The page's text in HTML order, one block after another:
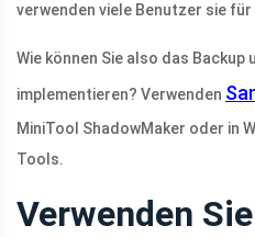
verwenden viele Benutzer sie für
Wie können Sie also das Backup
implementieren? Verwenden
MiniTool ShadowMaker oder in
Tools.
Verwenden